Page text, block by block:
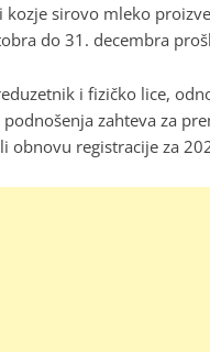
sirovo mleko
do 31. decembra
i fizičko lice,
zahteva za
obnovu registracije za